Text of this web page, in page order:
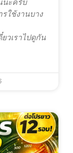
นะครับ
ใช้งานบาง
วเราไปดูกัน